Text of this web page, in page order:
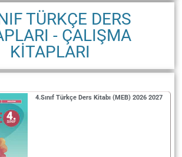
TÜRKÇE DERS
- ÇALIŞMA
KİTAPLARI
4.Sınıf Türkçe Ders Kitabı (MEB) 2026 2027